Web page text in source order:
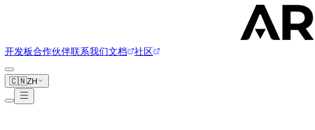
开发板合作伙伴联系我们文档 社区
🇨🇳ZH